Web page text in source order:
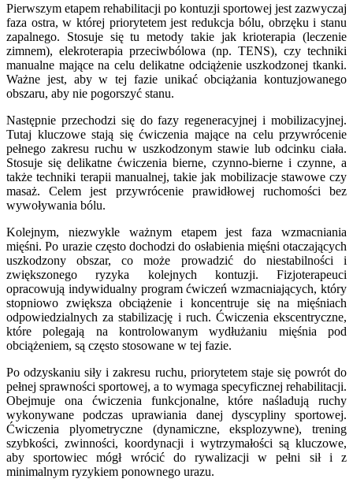
Pierwszym etapem rehabilitacji po kontuzji sportowej jest zazwyczaj
faza ostra, w której priorytetem jest redukcja bólu, obrzęku i stanu
zapalnego. Stosuje się tu metody takie jak krioterapia (leczenie
zimnem), elekroterapia przeciwbólowa (np. TENS), czy techniki
manualne mające na celu delikatne odciążenie uszkodzonej tkanki.
Ważne jest, aby w tej fazie unikać obciążania kontuzjowanego
obszaru, aby nie pogorszyć stanu.
Następnie przechodzi się do fazy regeneracyjnej i mobilizacyjnej.
Tutaj kluczowe stają się ćwiczenia mające na celu przywrócenie
pełnego zakresu ruchu w uszkodzonym stawie lub odcinku ciała.
Stosuje się delikatne ćwiczenia bierne, czynno-bierne i czynne, a
także techniki terapii manualnej, takie jak mobilizacje stawowe czy
masaż. Celem jest przywrócenie prawidłowej ruchomości bez
wywoływania bólu.
Kolejnym, niezwykle ważnym etapem jest faza wzmacniania
mięśni. Po urazie często dochodzi do osłabienia mięśni otaczających
uszkodzony obszar, co może prowadzić do niestabilności i
zwiększonego ryzyka kolejnych kontuzji. Fizjoterapeuci
opracowują indywidualny program ćwiczeń wzmacniających, który
stopniowo zwiększa obciążenie i koncentruje się na mięśniach
odpowiedzialnych za stabilizację i ruch. Ćwiczenia ekscentryczne,
które polegają na kontrolowanym wydłużaniu mięśnia pod
obciążeniem, są często stosowane w tej fazie.
Po odzyskaniu siły i zakresu ruchu, priorytetem staje się powrót do
pełnej sprawności sportowej, a to wymaga specyficznej rehabilitacji.
Obejmuje ona ćwiczenia funkcjonalne, które naśladują ruchy
wykonywane podczas uprawiania danej dyscypliny sportowej.
Ćwiczenia plyometryczne (dynamiczne, eksplozywne), trening
szybkości, zwinności, koordynacji i wytrzymałości są kluczowe,
aby sportowiec mógł wrócić do rywalizacji w pełni sił i z
minimalnym ryzykiem ponownego urazu.